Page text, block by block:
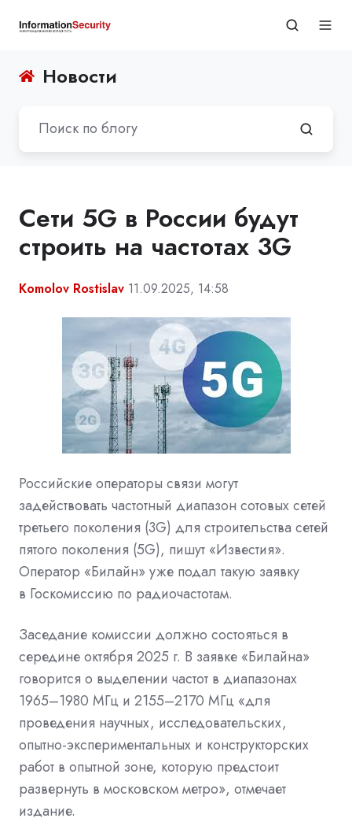
Новости
Сети 5G в России будут
строить на частотах 3G
Komolov Rostislav 11.09.2025, 14:58
Российские операторы связи могут
задействовать частотный диапазон сотовых сетей
третьего поколения (3G) для строительства сетей
пятого поколения (5G), пишут «Известия».
Оператор «Билайн» уже подал такую заявку
в Госкомиссию по радиочастотам.
Заседание комиссии должно состояться в
середине октября 2025 г. В заявке «Билайна»
говорится о выделении частот в диапазонах
1965–1980 МГц и 2155–2170 МГц «для
проведения научных, исследовательских,
опытно-экспериментальных и конструкторских
работ в опытной зоне, которую предстоит
развернуть в московском метро», отмечает
издание.